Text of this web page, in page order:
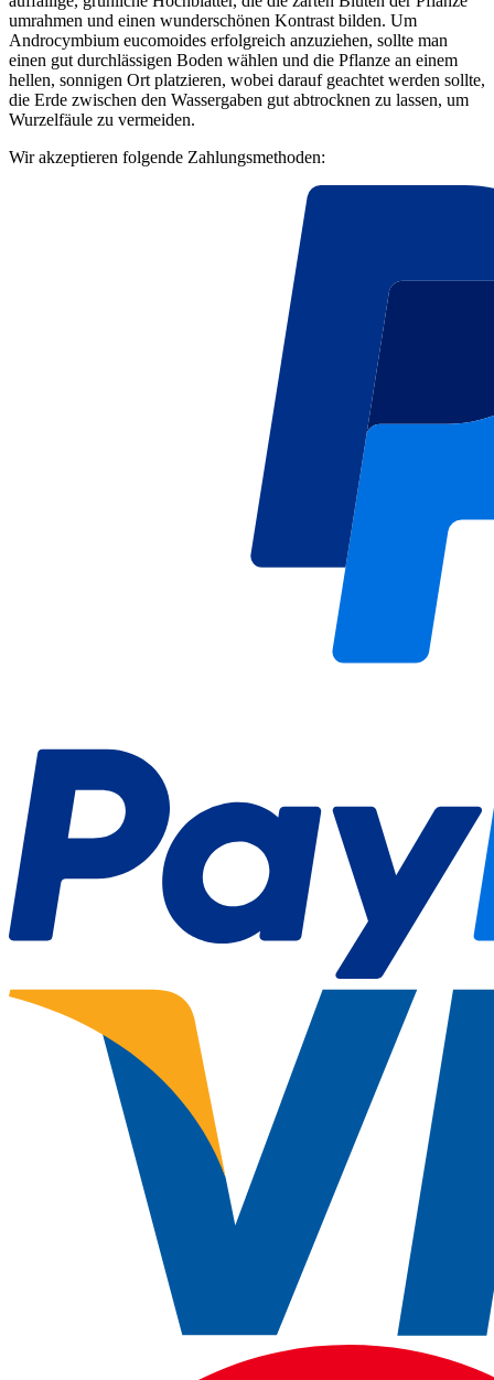
umrahmen und einen wunderschönen Kontrast bilden. Um
Androcymbium eucomoides erfolgreich anzuziehen, sollte man
einen gut durchlässigen Boden wählen und die Pflanze an einem
hellen, sonnigen Ort platzieren, wobei darauf geachtet werden sollte,
die Erde zwischen den Wassergaben gut abtrocknen zu lassen, um
Wurzelfäule zu vermeiden.
Wir akzeptieren folgende Zahlungsmethoden: